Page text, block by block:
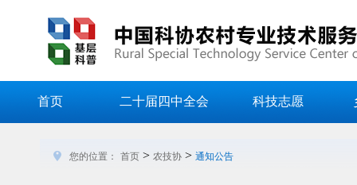
首页 二十届四中全会 科技志愿
您的位置： 首页 > 农技协 > 通知公告